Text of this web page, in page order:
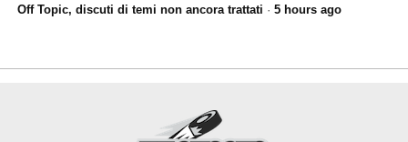
Off Topic, discuti di temi non ancora trattati · 5 hours ago